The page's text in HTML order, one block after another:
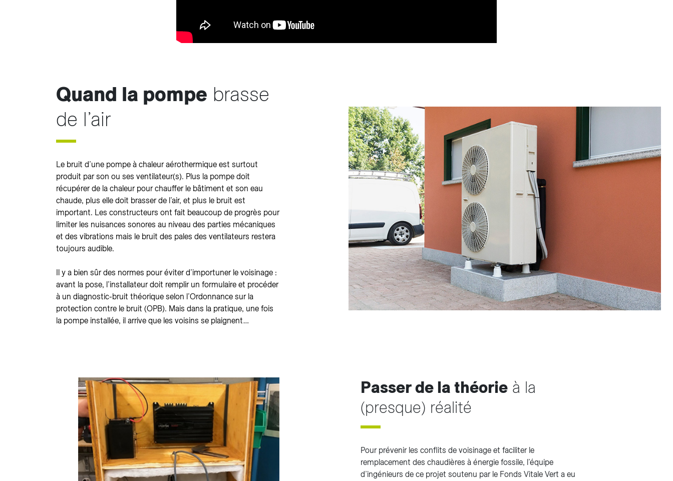
Quand la pompe brasse
de l’air
Le bruit d’une pompe à chaleur aérothermique est surtout
produit par son ou ses ventilateur(s). Plus la pompe doit
récupérer de la chaleur pour chauffer le bâtiment et son eau
chaude, plus elle doit brasser de l’air, et plus le bruit est
important. Les constructeurs ont fait beaucoup de progrès pour
limiter les nuisances sonores au niveau des parties mécaniques
et des vibrations mais le bruit des pales des ventilateurs restera
toujours audible.
Il y a bien sûr des normes pour éviter d’importuner le voisinage :
avant la pose, l’installateur doit remplir un formulaire et procéder
à un diagnostic-bruit théorique selon l’Ordonnance sur la
protection contre le bruit (OPB). Mais dans la pratique, une fois
la pompe installée, il arrive que les voisins se plaignent…
Passer de la théorieà la
(presque) réalité
Pour prévenir les conflits de voisinage et faciliter le
remplacement des chaudières à énergie fossile, l’équipe
d’ingénieurs de ce projet soutenu par le Fonds Vitale Vert a eu